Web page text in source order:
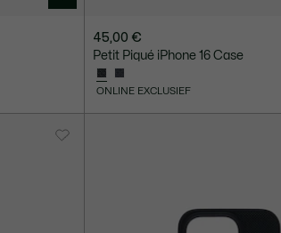
45,00 €
Petit Piqué iPhone 16 Case
ONLINE EXCLUSIEF